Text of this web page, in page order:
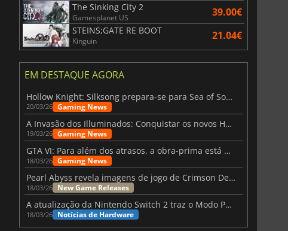
The Sinking City 2
Gamesplanet US 39.00€
STEINS;GATE RE BOOT
Kinguin 21.04€
EM DESTAQUE AGORA
Hollow Knight: Silksong prepara-se para Sea of Sorrow com um patch
20/03/26 Gaming News
A Invasão dos Illuminados: Conquistar os novos Helldivers 2 Atualização!
19/03/26 Gaming News
GTA VI: Para além dos atrasos, a obra-prima está quase a chegar
18/03/26 Gaming News
Pearl Abyss revela imagens de jogo de Crimson Desert para a PS5
18/03/26 New Game Releases
A atualização da Nintendo Switch 2 traz o Modo Portátil aos jogos mais antigos da Switch
18/03/26 Notícias de Hardware